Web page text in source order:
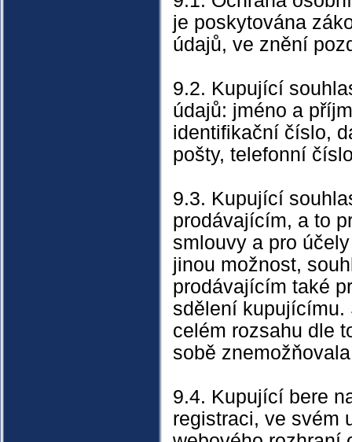
je poskytována
údajů, ve znění
9.2. Kupující
údajů: jméno a
identifikační číslo,
pošty, telefonní
9.3. Kupující
prodávajícím, a to
smlouvy a pro
jinou možnost,
prodávajícím také
sdělení kupujícímu.
celém rozsahu dle
sobě
9.4. Kupující bere
registraci, ve svém